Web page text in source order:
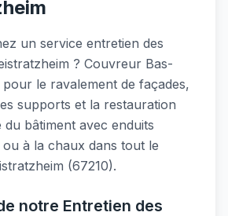
un service entretien des
? Couvreur Bas-
le ravalement de façades,
supports et la restauration
bâtiment avec enduits
à la chaux dans tout le
(67210).
notre Entretien des